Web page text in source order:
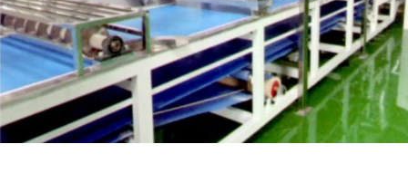
FABRIK-
AUSFLUG
QUALITÄTSKONTROLLE